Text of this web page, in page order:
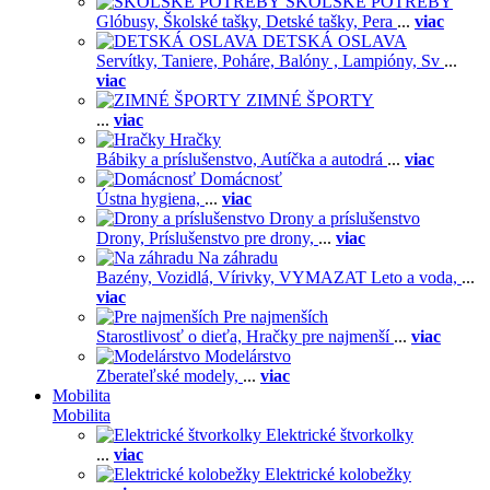
Glóbusy, Školské tašky, Detské tašky, Pera ... viac
DETSKÁ OSLAVA
Servítky, Taniere, Poháre, Balóny , Lampióny, Sv ...
viac
ZIMNÉ ŠPORTY
... viac
Hračky
Bábiky a príslušenstvo, Autíčka a autodrá ... viac
Domácnosť
Ústna hygiena, ... viac
Drony a príslušenstvo
Drony, Príslušenstvo pre drony, ... viac
Na záhradu
Bazény, Vozidlá, Vírivky, VYMAZAT Leto a voda, ...
viac
Pre najmenších
Starostlivosť o dieťa, Hračky pre najmenší ... viac
Modelárstvo
Zberateľské modely, ... viac
Mobilita
Mobilita
Elektrické štvorkolky
... viac
Elektrické kolobežky